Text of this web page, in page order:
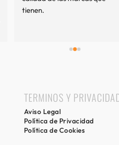
tienen.
TERMINOS Y
Aviso Legal
Política de Privacidad
Política de Cookies